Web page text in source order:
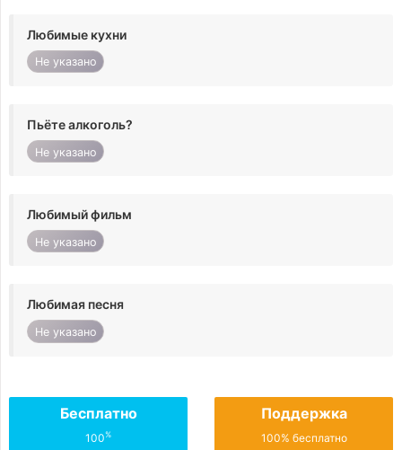
Любимые кухни
Не указано
Пьёте алкоголь?
Не указано
Любимый фильм
Не указано
Любимая песня
Не указано
Бесплатно
100%
Поддержка
100% бесплатно